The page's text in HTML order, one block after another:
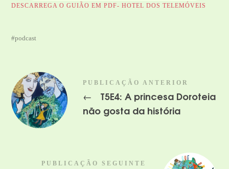
DESCARREGA O GUIÃO EM PDF- HOTEL DOS TELEMÓVEIS
podcast
PUBLICAÇÃO ANTERIOR
←
T5E4: A princesa Doroteia
não gosta da história
PUBLICAÇÃO SEGUINTE